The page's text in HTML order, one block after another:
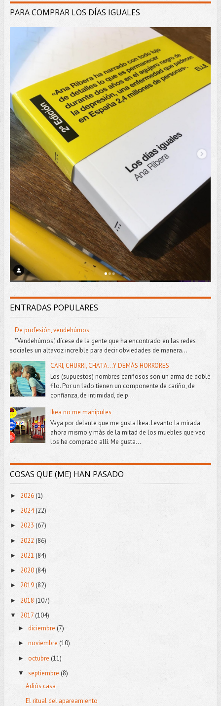
PARA COMPRAR LOS DÍAS IGUALES
ENTRADAS POPULARES
De profesión, vendehúmos
"Vendehúmos", dícese de la gente que ha encontrado en las redes
sociales un altavoz increíble para decir obviedades de manera...
CARI, CHURRI, CHATA...Y DEMÁS HORRORES
Los (supuestos) nombres cariñosos son un arma de doble
filo. Por un lado tienen un componente de cariño, de
confianza, de intimidad, de p...
Ikea no me manipules
Vaya por delante que me gusta Ikea. Levanto la mirada
ahora mismo y más de la mitad de los muebles que veo
los he comprado allí. Me gusta...
COSAS QUE (ME) HAN PASADO
► 2026(1)
► 2024(22)
► 2023 (67)
► 2022 (86)
► 2021 (84)
► 2020(84)
► 2019 (82)
► 2018 (107)
▼ 2017(104)
► diciembre (7)
► noviembre (10)
► octubre (11)
▼ septiembre (8)
Adiós casa
El ritual del apareamiento